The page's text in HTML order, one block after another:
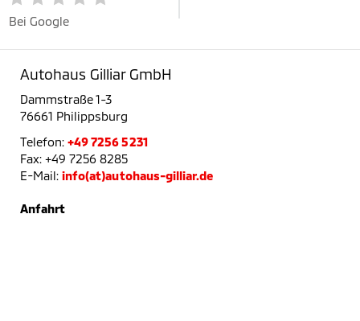
Bei Google
Autohaus Gilliar GmbH
Dammstraße 1-3
76661 Philippsburg
Telefon: +49 7256 5231
Fax: +49 7256 8285
E-Mail: info(at)autohaus-gilliar.de
Anfahrt